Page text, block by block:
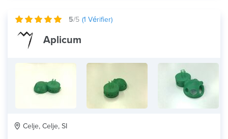
5/5 (1 Vérifier)
Aplicum
Celje, Celje, SI